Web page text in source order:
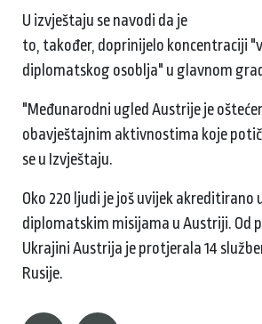
U izvještaju se navodi da je
to, također, doprinijelo koncentraciji
diplomatskog osoblja" u glavnom
"Međunarodni ugled Austrije je
obavještajnim aktivnostima koje
se u Izvještaju.
Oko 220 ljudi je još uvijek akreditirano
diplomatskim misijama u Austriji. Od
Ukrajini Austrija je protjerala 14
Rusije.